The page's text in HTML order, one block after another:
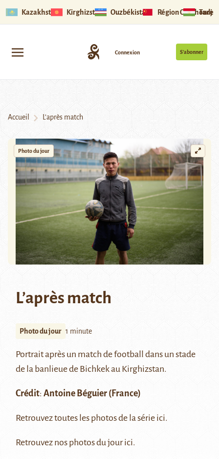
Kazakhstan Kirghizstan Ouzbékistan Région Ouïghoure
S’abonner
Connexion
Accueil L’après match
Photo du jour
L’après match
Photo du jour 1 minute
Portrait après un match de football dans un stade
de la banlieue de Bichkek au Kirghizstan.
Crédit: Antoine Béguier (France)
Retrouvez toutes les photos de la série ici.
Retrouvez nos photos du jourici.